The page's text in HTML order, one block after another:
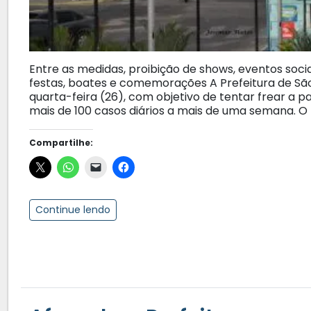
Entre as medidas, proibição de shows, eventos
festas, boates e comemorações A Prefeitura de
quarta-feira (26), com objetivo de tentar frear a
mais de 100 casos diários a mais de uma semana.
Compartilhe:
Continue lendo